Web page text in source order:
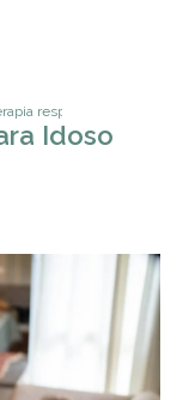
respiratoria para idoso
Idoso